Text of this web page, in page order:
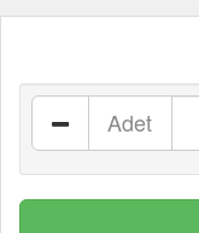
Adet